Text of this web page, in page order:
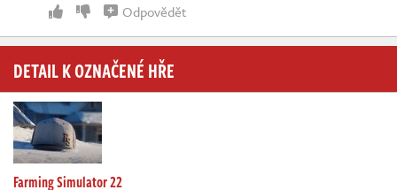
Odpovědět
DETAIL K OZNAČENÉ HŘE
Farming Simulator 22